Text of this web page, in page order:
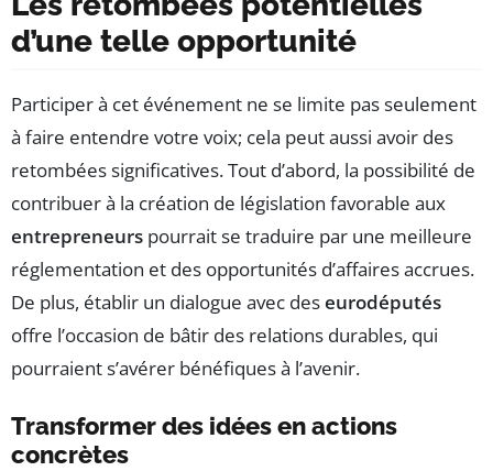
d’une telle opportunité
Participer à cet événement ne se limite pas seulement
à faire entendre votre voix; cela peut aussi avoir des
retombées significatives. Tout d’abord, la possibilité de
contribuer à la création de législation favorable aux
entrepreneurs pourrait se traduire par une meilleure
réglementation et des opportunités d’affaires accrues.
De plus, établir un dialogue avec deseurodéputés
offre l’occasion de bâtir des relations durables, qui
pourraient s’avérer bénéfiques à l’avenir.
Transformer des idées en actions
concrètes